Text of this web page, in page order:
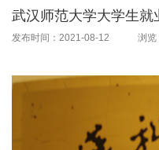
武汉师范大学大学生就
发布时间：2021-08-12 浏览